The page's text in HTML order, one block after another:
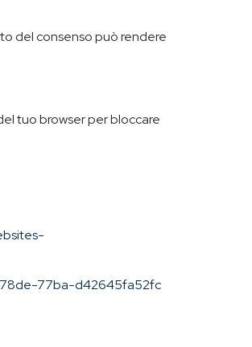
del consenso può rendere
tuo browser per bloccare
77ba-d42645fa52fc